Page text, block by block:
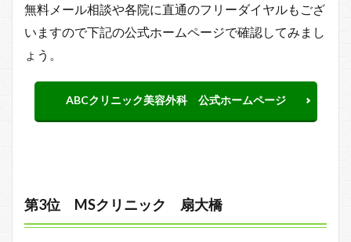
無料メール相談や各院に直通のフリーダイヤルもござ
いますので下記の公式ホームページで確認してみまし
ょう。
ABCクリニック美容外科 公式ホームページ
第3位 MSクリニック 扇大橋